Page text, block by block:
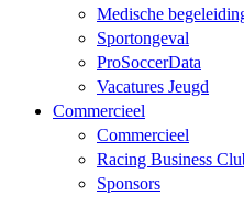
Medische
Sportongeval
ProSoccerData
Vacatures Jeugd
Commercieel
Commercieel
Racing Business
Sponsors